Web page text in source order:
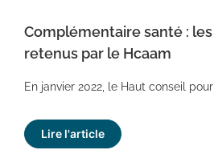
Complémentaire santé :
retenus par le Hcaam
En janvier 2022, le Haut conseil pour
Lire l'article